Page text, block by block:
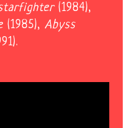
(1984),
(1985), Abyss